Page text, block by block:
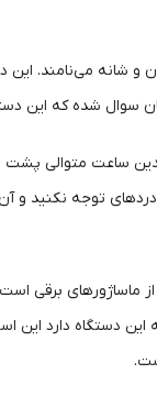
و شانه می‌نامند.
سوال شده که این
ساعت متوالی پشت
دردهای توجه
از ماساژورهای
این دستگاه دارد